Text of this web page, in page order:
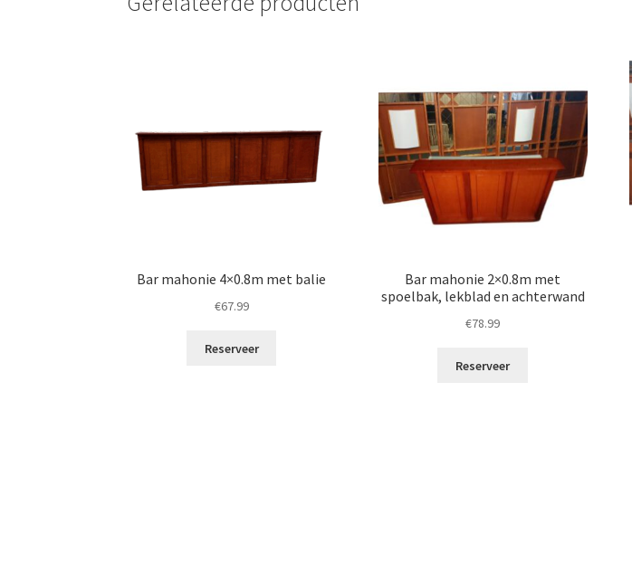
Bar mahonie 4×0.8m met balie
€67.99
Reserveer
Bar mahonie 2×0.8m met
spoelbak, lekblad en achterwand
€78.99
Reserveer